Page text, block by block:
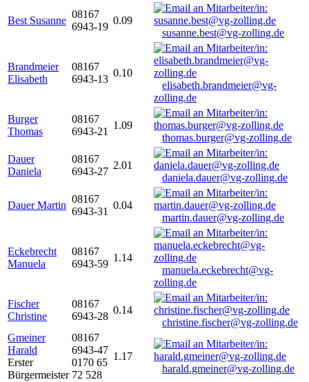
Best Susanne
08167
6943-19
0.09
susanne.best@vg-zolling.de
Brandmeier
Elisabeth
08167
6943-13
0.10
elisabeth.brandmeier@vg-
zolling.de
Burger
Thomas
08167
6943-21
1.09
thomas.burger@vg-zolling.de
Dauer
Daniela
08167
6943-27
2.01
daniela.dauer@vg-zolling.de
Dauer Martin
08167
6943-31
0.04
martin.dauer@vg-zolling.de
Eckebrecht
Manuela
08167
6943-59
1.14
manuela.eckebrecht@vg-
zolling.de
Fischer
Christine
08167
6943-28
0.14
christine.fischer@vg-zolling.de
Gmeiner
Harald
Erster
Bürgermeister
08167
6943-47
0170 65
72 528
1.17
harald.gmeiner@vg-zolling.de